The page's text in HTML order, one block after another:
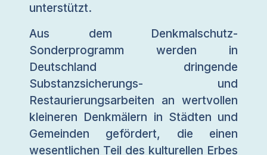
unterstützt.
Aus dem Denkmalschutz-
Sonderprogramm werden in
Deutschland dringende
Substanzsicherungs- und
Restaurierungsarbeiten an wertvollen
kleineren Denkmälern in Städten und
Gemeinden gefördert, die einen
wesentlichen Teil des kulturellen Erbes